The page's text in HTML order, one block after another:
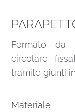
Formato da
circolare
tramite giunti
Materiale